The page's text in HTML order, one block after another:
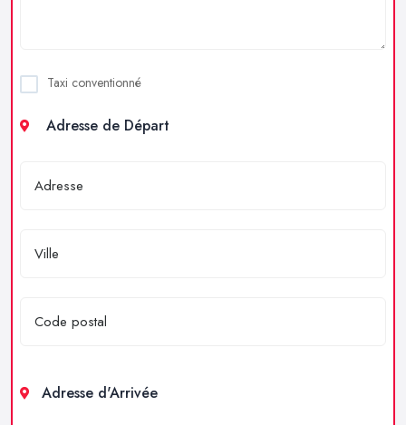
Taxi conventionné
Adresse de Départ
Adresse d'Arrivée